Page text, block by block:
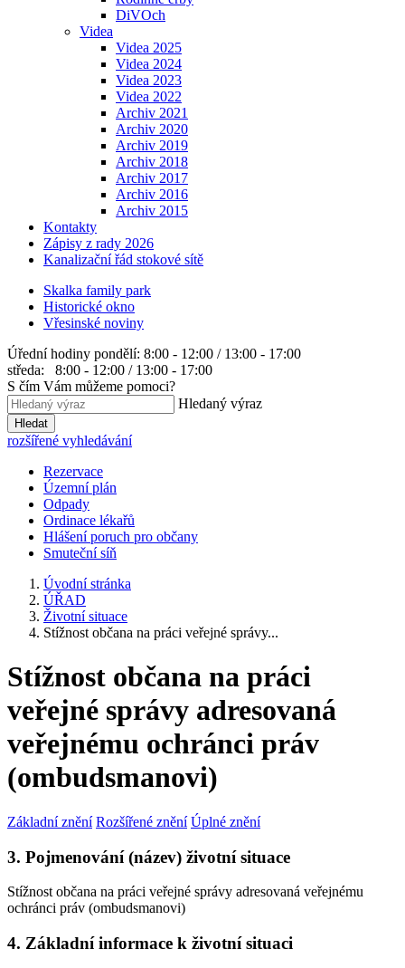
DiVOch
Videa
Videa 2025
Videa 2024
Videa 2023
Videa 2022
Archiv 2021
Archiv 2020
Archiv 2019
Archiv 2018
Archiv 2017
Archiv 2016
Archiv 2015
Kontakty
Zápisy z rady 2026
Kanalizační řád stokové sítě
Skalka family park
Historické okno
Vřesinské noviny
Úřední hodiny pondělí: 8:00 - 12:00 / 13:00 - 17:00
středa: 8:00 - 12:00 / 13:00 - 17:00
S čím Vám můžeme pomoci?
Hledaný výraz
Hledat
rozšířené vyhledávání
Rezervace
Územní plán
Odpady
Ordinace lékařů
Hlášení poruch pro občany
Smuteční síň
Úvodní stránka
ÚŘAD
Životní situace
Stížnost občana na práci veřejné správy...
Stížnost občana na práci
veřejné správy adresovaná
veřejnému ochránci práv
(ombudsmanovi)
Základní znění Rozšířené znění Úplné znění
3. Pojmenování (název) životní situace
Stížnost občana na práci veřejné správy adresovaná veřejnému
ochránci práv (ombudsmanovi)
4. Základní informace k životní situaci